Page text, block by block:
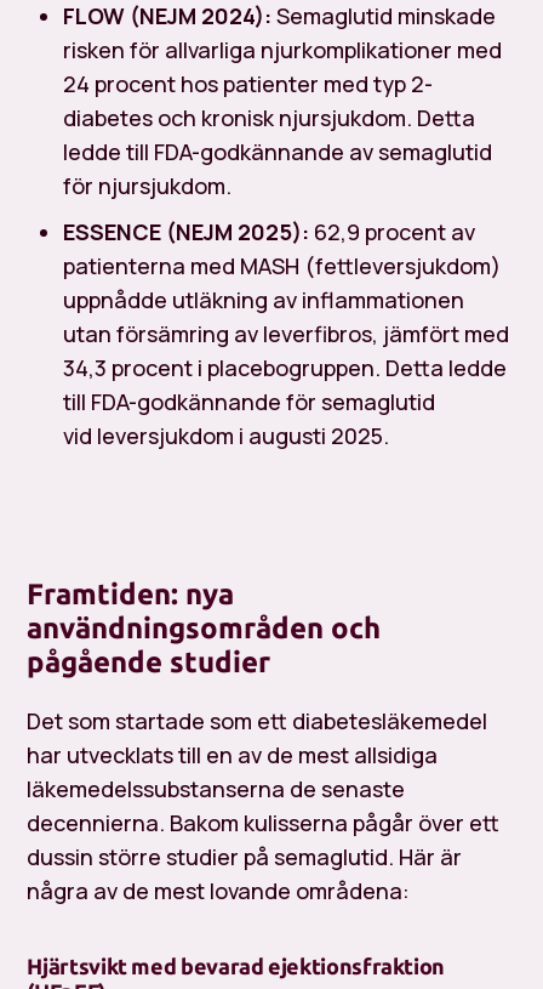
FLOW (NEJM 2024): Semaglutid minskade
risken för allvarliga njurkomplikationer med
24 procent hos patienter med typ 2-
diabetes och kronisk njursjukdom. Detta
ledde till FDA-godkännande av semaglutid
för njursjukdom.
ESSENCE (NEJM 2025): 62,9 procent av
patienterna med MASH (fettleversjukdom)
uppnådde utläkning av inflammationen
utan försämring av leverfibros, jämfört med
34,3 procent i placebogruppen. Detta ledde
till FDA-godkännande för semaglutid
vid leversjukdom i augusti 2025.
Framtiden: nya
användningsområden och
pågående studier
Det som startade som ett diabetesläkemedel
har utvecklats till en av de mest allsidiga
läkemedelssubstanserna de senaste
decennierna. Bakom kulisserna pågår över ett
dussin större studier på semaglutid. Här är
några av de mest lovande områdena:
Hjärtsvikt med bevarad ejektionsfraktion